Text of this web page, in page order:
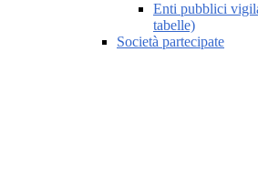
Enti pubblici
tabelle)
Società partecipate